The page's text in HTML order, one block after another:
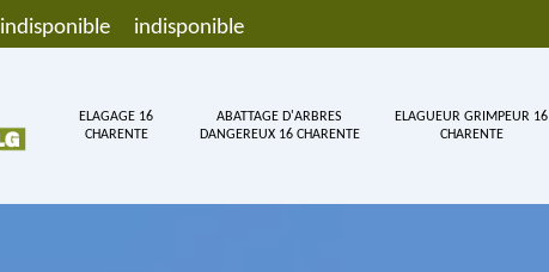
indisponible indisponible
ELAGAGE 16
CHARENTE
ABATTAGE D'ARBRES
DANGEREUX 16 CHARENTE
ELAGUEUR GRIMPEUR 16
CHARENTE